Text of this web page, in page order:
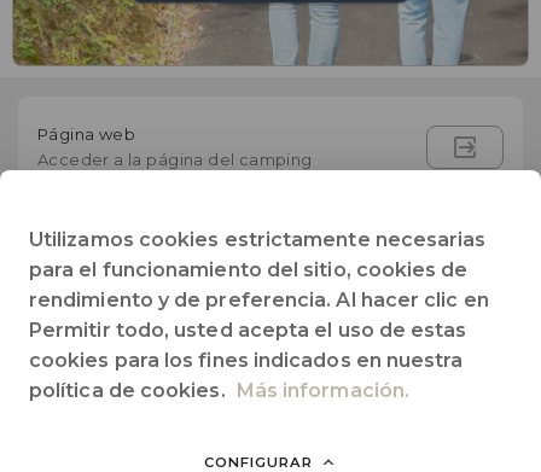
Página web
Acceder a la página del camping
Teléfono
info@campingsuhiberry.com
E-mail
1575 route de Socoa
Utilizamos cookies estrictamente necesarias
para el funcionamiento del sitio, cookies de
rendimiento y de preferencia. Al hacer clic en
Permitir todo, usted acepta el uso de estas
cookies para los fines indicados en nuestra
política de cookies. Más información.
CONFIGURAR